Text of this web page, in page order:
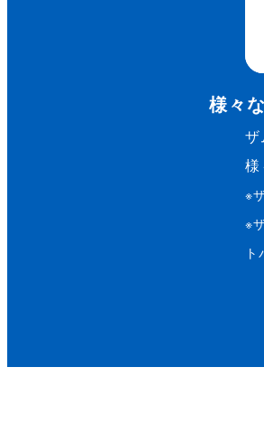
様々
ザ
様
※
※